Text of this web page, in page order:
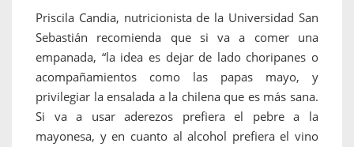
Priscila Candia, nutricionista de la Universidad San
Sebastián recomienda que si va a comer una
empanada, “la idea es dejar de lado choripanes o
acompañamientos como las papas mayo, y
privilegiar la ensalada a la chilena que es más sana.
Si va a usar aderezos prefiera el pebre a la
mayonesa, y en cuanto al alcohol prefiera el vino